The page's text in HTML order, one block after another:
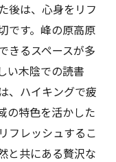
後は、心身をリフ
です。峰の原高原
きるスペースが多
い木陰での読書
、ハイキングで疲
の特色を活かした
フレッシュするこ
と共にある贅沢な